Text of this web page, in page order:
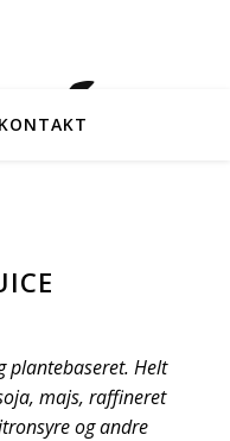
KONTAKT
plantebaseret. Helt
majs, raffineret
og andre